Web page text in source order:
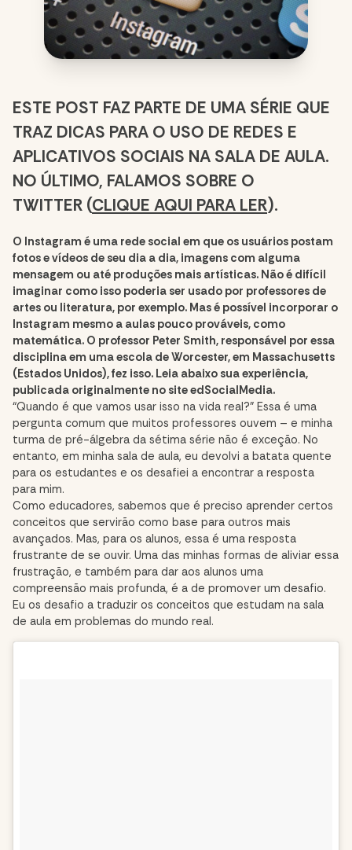
ESTE POST FAZ PARTE DE UMA SÉRIE QUE
TRAZ DICAS PARA O USO DE REDES E
APLICATIVOS SOCIAIS NA SALA DE AULA.
NO ÚLTIMO, FALAMOS SOBRE O
TWITTER (CLIQUE AQUI PARA LER).
O Instagram é uma rede social em que os usuários postam
fotos e vídeos de seu dia a dia, imagens com alguma
mensagem ou até produções mais artísticas. Não é difícil
imaginar como isso poderia ser usado por professores de
artes ou literatura, por exemplo. Mas é possível incorporar o
Instagram mesmo a aulas pouco prováveis, como
matemática. O professor Peter Smith, responsável por essa
disciplina em uma escola de Worcester, em Massachusetts
(Estados Unidos), fez isso. Leia abaixo sua experiência,
publicada originalmente no siteedSocialMedia.
“Quando é que vamos usar isso na vida real?” Essa é uma
pergunta comum que muitos professores ouvem – e minha
turma de pré-álgebra da sétima série não é exceção. No
entanto, em minha sala de aula, eu devolvi a batata quente
para os estudantes e os desafiei a encontrar a resposta
para mim.
Como educadores, sabemos que é preciso aprender certos
conceitos que servirão como base para outros mais
avançados. Mas, para os alunos, essa é uma resposta
frustrante de se ouvir. Uma das minhas formas de aliviar essa
frustração, e também para dar aos alunos uma
compreensão mais profunda, é a de promover um desafio.
Eu os desafio a traduzir os conceitos que estudam na sala
de aula em problemas do mundo real.